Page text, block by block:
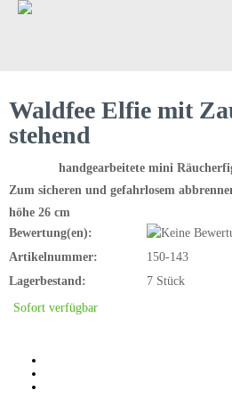
Waldfee Elfie mit
stehend
handgearbeitete mini
Zum sicheren und gefahrlosem
höhe 26 cm
Bewertung(en):
Artikelnummer:
150-143
Lagerbestand:
7 Stück
Sofort verfügbar